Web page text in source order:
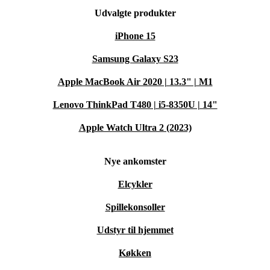
Udvalgte produkter
iPhone 15
Samsung Galaxy S23
Apple MacBook Air 2020 | 13.3" | M1
Lenovo ThinkPad T480 | i5-8350U | 14"
Apple Watch Ultra 2 (2023)
Nye ankomster
Elcykler
Spillekonsoller
Udstyr til hjemmet
Køkken